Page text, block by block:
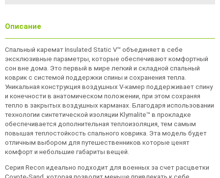
Описание
Спальный каремат Insulated Static V™ объединяет в себе
эксклюзивные параметры, которые обеспечивают комфортный
сон вне дома. Это первый в мире легкий и складной спальный
коврик с системой поддержки спины и сохранения тепла.
Уникальная конструкция воздушных V-камер поддерживает спину
и конечности в анатомическом положении, при этом сохраняя
тепло в закрытых воздушных карманах. Благодаря использовании
технологии синтетической изоляции Klymalite™ в прокладке
обеспечивается дополнительная теплоизоляция, тем самым
повышая теплостойкость спального коврика. Эта модель будет
отличным выбором для путешественников которые ценят
комфорт и небольшие габариты вещей.
Серия Recon идеально подходит для военных за счет расцветки